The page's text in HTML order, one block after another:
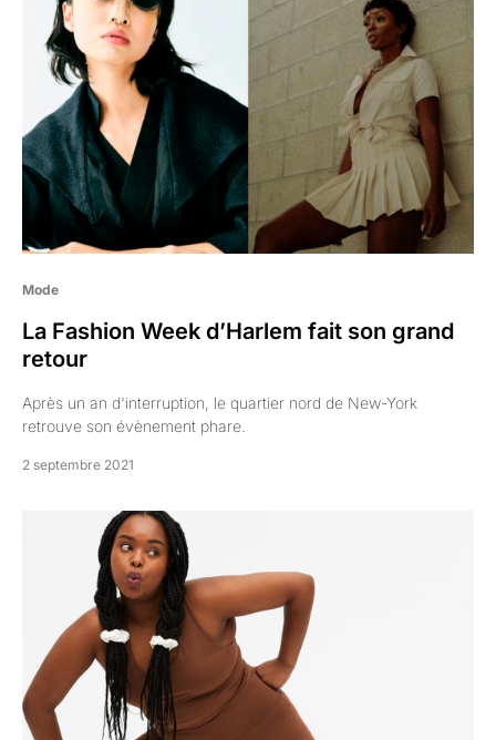
Mode
La Fashion Week d’Harlem fait son grand
retour
Après un an d'interruption, le quartier nord de New-York
retrouve son évènement phare.
2 septembre 2021